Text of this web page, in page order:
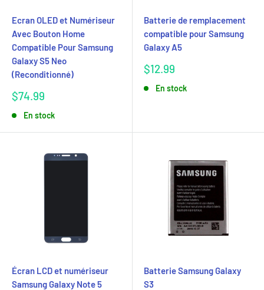
Ecran OLED et Numériseur
Avec Bouton Home
Compatible Pour Samsung
Galaxy S5 Neo
(Reconditionné)
Prix
$74.99
En stock
Batterie de remplacement
compatible pour Samsung
Galaxy A5
Prix
$12.99
En stock
Écran LCD et numériseur
Samsung Galaxy Note 5
Batterie Samsung Galaxy
S3